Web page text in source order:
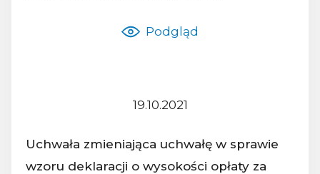
Podgląd
19.10.2021
Uchwała zmieniająca uchwałę w sprawie
wzoru deklaracji o wysokości opłaty za